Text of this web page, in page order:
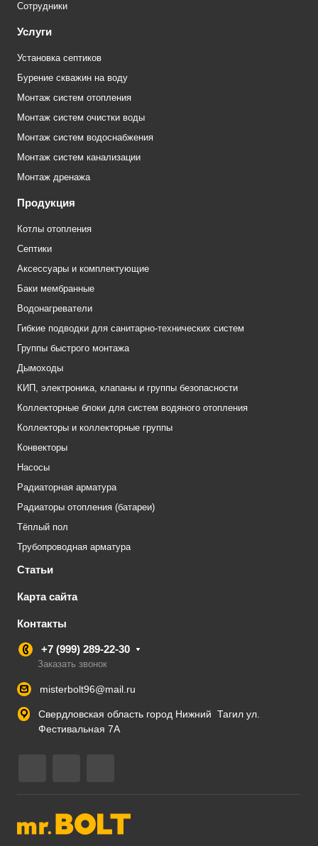
Сотрудники
Услуги
Установка септиков
Бурение скважин на воду
Монтаж систем отопления
Монтаж систем очистки воды
Монтаж систем водоснабжения
Монтаж систем канализации
Монтаж дренажа
Продукция
Котлы отопления
Септики
Аксессуары и комплектующие
Баки мембранные
Водонагреватели
Гибкие подводки для санитарно-технических систем
Группы быстрого монтажа
Дымоходы
КИП, электроника, клапаны и группы безопасности
Коллекторные блоки для систем водяного отопления
Коллекторы и коллекторные группы
Конвекторы
Насосы
Радиаторная арматура
Радиаторы отопления (батареи)
Тёплый пол
Трубопроводная арматура
Статьи
Карта сайта
Контакты
+7 (999) 289-22-30
Заказать звонок
misterbolt96@mail.ru
Свердловская область город Нижний Тагил ул.
Фестивальная 7А